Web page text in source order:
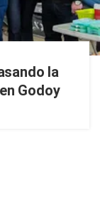
la
Godoy